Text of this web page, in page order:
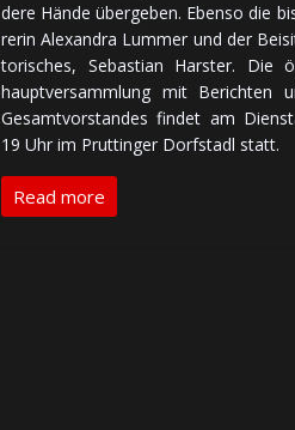
de­re Hände über­ge­ben. Ebenso die
re­rin Alexandra Lummer und der
to­ri­sches, Sebastian Harster. Die
haupt­ver­samm­lung mit Be­rich­ten
Gesamt­vor­stan­des findet am
19 Uhr im Pruttinger Dorfstadl statt.
Read more